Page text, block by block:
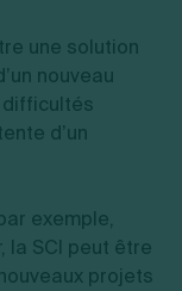
une solution
nouveau
d’un
exemple,
la SCI peut être
projets